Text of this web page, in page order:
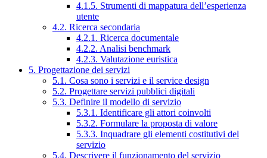
4.1.5. Strumenti di mappatura dell’esperienza
utente
4.2. Ricerca secondaria
4.2.1. Ricerca documentale
4.2.2. Analisi benchmark
4.2.3. Valutazione euristica
5. Progettazione dei servizi
5.1. Cosa sono i servizi e il service design
5.2. Progettare servizi pubblici digitali
5.3. Definire il modello di servizio
5.3.1. Identificare gli attori coinvolti
5.3.2. Formulare la proposta di valore
5.3.3. Inquadrare gli elementi costitutivi del
servizio
5.4. Descrivere il funzionamento del servizio